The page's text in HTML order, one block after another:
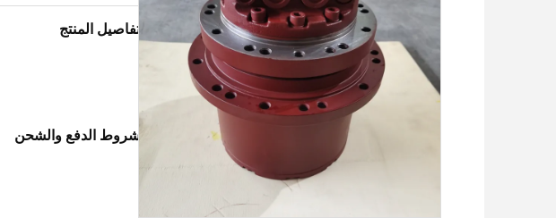
تفاصيل المنتج
شروط الدفع والشحن